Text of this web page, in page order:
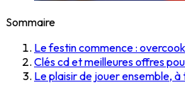
Sommaire
Le festin commence :
Clés cd et meilleures offres
Le plaisir de jouer ensemble,